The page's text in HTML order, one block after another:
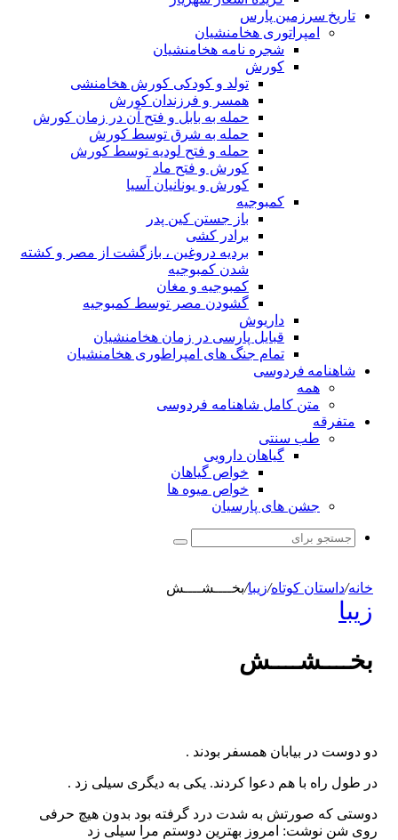
تاریخ سرزمین پارس
امپراتوری هخامنشیان
شجره نامه هخامنشیان
کورش
تولد و کودکی کورش هخامنشی
همسر و فرزندان کورش
حمله به بابل و فتح آن در زمان کورش
حمله به شرق توسط کورش
حمله و فتح لودیه توسط کورش
کورش و فتح ماد
کورش و یونانیان آسیا
کمبوجیه
باز جستن کین پدر
برادر کشی
بردیه دروغین ، بازگشت از مصر و کشته
شدن کمبوجیه
کمبوجیه و مغان
گشودن مصر توسط کمبوجیه
داریوش
قبایل پارسی در زمان هخامنشیان
تمام جنگ های امپراطوری هخامنشیان
شاهنامه فردوسی
همه
متن کامل شاهنامه فردوسی
متفرقه
طب سنتی
گیاهان دارویی
خواص گیاهان
خواص میوه ها
جشن های پارسیان
جستجو
خانه/داستان کوتاه/زیبا/بخــــشــــش
زیبا
بخــــشــــش
دو دوست در بیابان همسفر بودند .
در طول راه با هم دعوا کردند. یکی به دیگری سیلی زد .
دوستی که صورتش به شدت درد گرفته بود بدون هیچ حرفی
روی شن نوشت: امروز بهترین دوستم مرا سیلی زد